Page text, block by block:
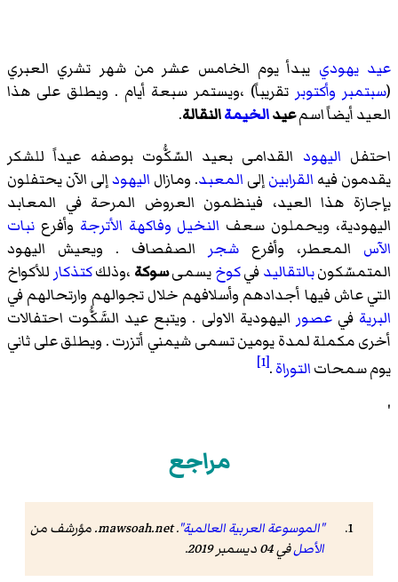
عيد يهودي يبدأ يوم الخامس عشر من شهر تشري العبري
(سبتمبر وأكتوبر تقريباً) ،ويستمر سبعة أيام . ويطلق على هذا
العيد أيضاً اسمعيدالخيمةالنقالة.
احتفل اليهود القدامى بعيد السّكُّوت بوصفه عيداً للشكر
يقدمون فيه القرابينإلى المعبد. ومازال اليهودإلى الآن يحتفلون
بإجازة هذا العيد، فينظمون العروض المرحة في المعابد
اليهودية، ويحملون سعف النخيل وفاكهة الأترجة وأفرع نبات
الآس المعطر، وأفرع شجر الصفصاف . ويعيش اليهود
المتمسّكونبالتقاليدفيكوخيسمىسوكة ،وذلككتذكار للأكواخ
التي عاش فيها أجدادهم وأسلافهم خلال تجوالهم وارتحالهم في
البرية فيعصور اليهودية الاولى . ويتبع عيد السَّكُّوت احتفالات
أخرى مكملة لمدة يومين تسمى شيمني أتزرت . ويطلق على ثاني
يوم سمحاتالتوراة.
[1]
'
مراجع
"الموسوعة العربية العالمية".
mawsoah.net. مؤرشف من
الأصلفي 04 ديسمبر 2019 .